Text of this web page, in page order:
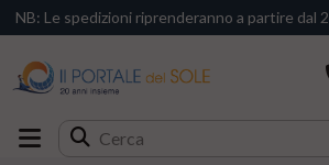
NB: Le spedizioni riprenderanno a partire dal